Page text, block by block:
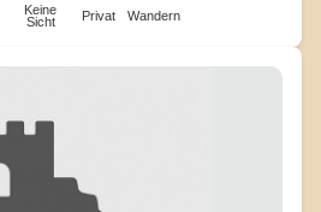
Keine
Sicht
Privat Wandern